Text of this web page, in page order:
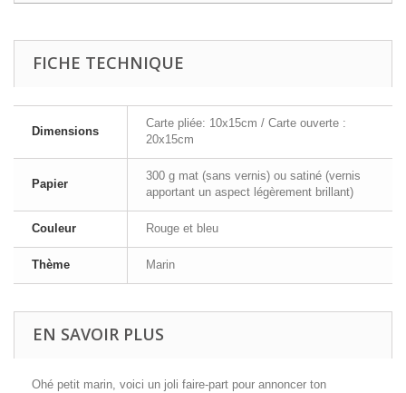
FICHE TECHNIQUE
Dimensions
Carte pliée: 10x15cm / Carte ouverte :
20x15cm
Papier
300 g mat (sans vernis) ou satiné (vernis
apportant un aspect légèrement brillant)
Couleur Rouge et bleu
Thème Marin
EN SAVOIR PLUS
Ohé petit marin, voici un joli faire-part pour annoncer ton